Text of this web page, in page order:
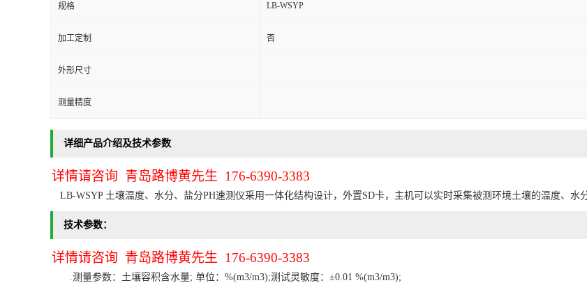
规格 LB-WSYP
加工定制 否
外形尺寸
测量精度
详细产品介绍及技术参数
详情请咨询 青岛路博黄先生 176-6390-3383
LB-WSYP 土壤温度、水分、盐分PH速测仪采用一体化结构设计，外置SD卡，主机可以实时采集被测环境土壤的温度、水
技术参数：
详情请咨询 青岛路博黄先生 176-6390-3383
.测量参数：土壤容积含水量; 单位：%(m3/m3);测试灵敏度：±0.01 %(m3/m3);